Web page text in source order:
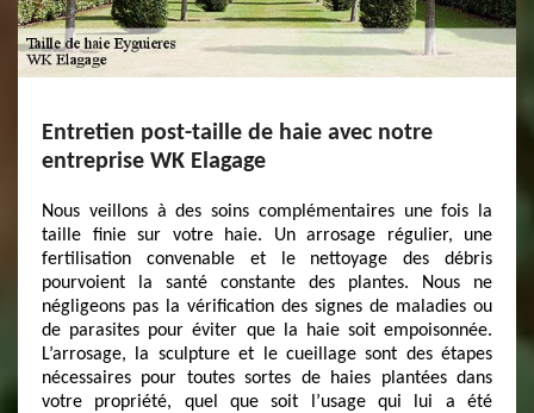
Entretien post-taille de haie avec notre
entreprise WK Elagage
Nous veillons à des soins complémentaires une fois la
taille finie sur votre haie. Un arrosage régulier, une
fertilisation convenable et le nettoyage des débris
pourvoient la santé constante des plantes. Nous ne
négligeons pas la vérification des signes de maladies ou
de parasites pour éviter que la haie soit empoisonnée.
L’arrosage, la sculpture et le cueillage sont des étapes
nécessaires pour toutes sortes de haies plantées dans
votre propriété, quel que soit l’usage qui lui a été